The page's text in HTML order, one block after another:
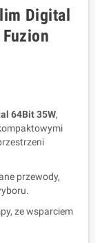
Digital
64Bit 35W,
przewody,
ze wsparciem